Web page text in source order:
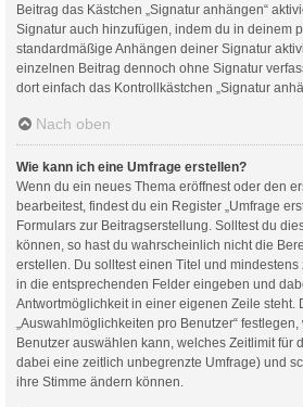
Beitrag das Kästchen „Signatur anhängen“
Signatur auch hinzufügen, indem du in deinem
standardmäßige Anhängen deiner Signatur
einzelnen Beitrag dennoch ohne Signatur
dort einfach das Kontrollkästchen „Signatur
Nach oben
Wie kann ich eine Umfrage erstellen?
Wenn du ein neues Thema eröffnest oder den
bearbeitest, findest du ein Register „Umfrage
Formulars zur Beitragserstellung. Solltest du
können, so hast du wahrscheinlich nicht die
erstellen. Du solltest einen Titel und
in die entsprechenden Felder eingeben und
Antwortmöglichkeit in einer eigenen Zeile steht.
„Auswahlmöglichkeiten pro Benutzer“
Benutzer auswählen kann, welches Zeitlimit für
dabei eine zeitlich unbegrenzte Umfrage) und
ihre Stimme ändern können.